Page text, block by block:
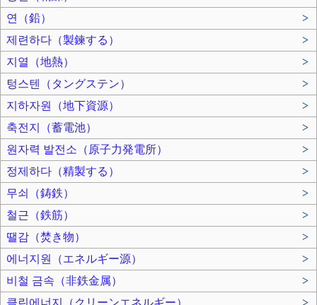
연（鉛）
>
제련하다（製鍊する）
>
지열（地熱）
>
텅스텐（タングステン）
>
지하자원（地下資源）
>
축전지（蓄電池）
>
원자력 발전소（原子力発電所）
>
정제하다（精製する）
>
무쇠（鋳鉄）
>
철근（鉄筋）
>
땔감（焚き物）
>
에너지원（エネルギー源）
>
비철 금속（非鉄金属）
>
클린에너지（クリーンエネルギー）
>